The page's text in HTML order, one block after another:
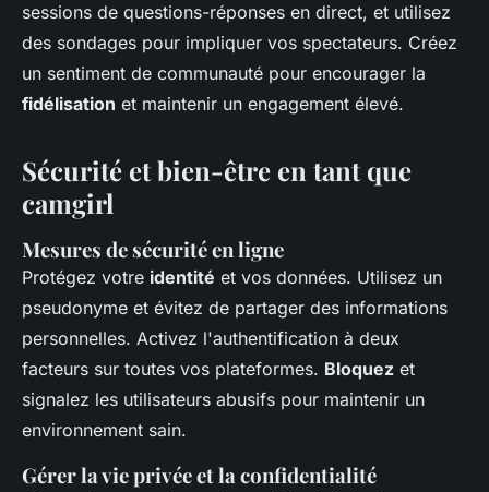
sessions de questions-réponses en direct, et utilisez
des sondages pour impliquer vos spectateurs. Créez
un sentiment de communauté pour encourager la
fidélisation et maintenir un engagement élevé.
Sécurité et bien-être en tant que
camgirl
Mesures de sécurité en ligne
Protégez votre identité et vos données. Utilisez un
pseudonyme et évitez de partager des informations
personnelles. Activez l'authentification à deux
facteurs sur toutes vos plateformes. Bloquez et
signalez les utilisateurs abusifs pour maintenir un
environnement sain.
Gérer la vie privée et la confidentialité